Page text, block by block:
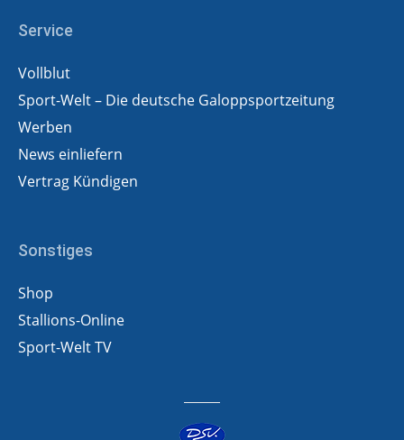
Service
Vollblut
Sport-Welt – Die deutsche Galoppsportzeitung
Werben
News einliefern
Vertrag Kündigen
Sonstiges
Shop
Stallions-Online
Sport-Welt TV